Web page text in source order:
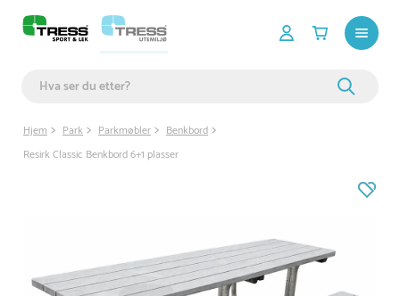
Hjem Park Parkmøbler
Benkbord
Resirk Classic Benkbord 6+1 plasser